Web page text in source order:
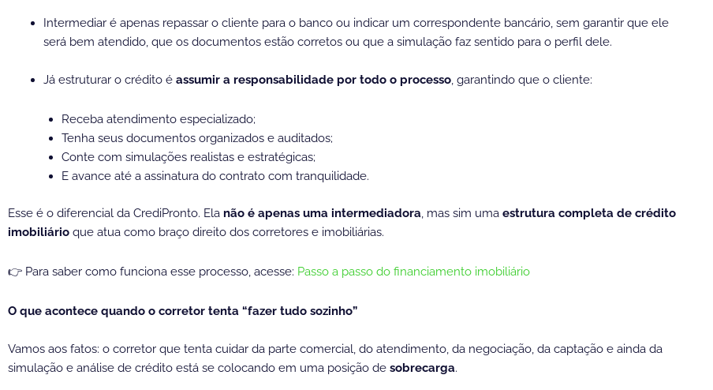
Intermediar é apenas repassar o cliente para o banco ou indicar um correspondente bancário, sem garantir que ele
será bem atendido, que os documentos estão corretos ou que a simulação faz sentido para o perfil dele.
Já estruturar o crédito é assumir a responsabilidade por todo o processo, garantindo que o cliente:
Receba atendimento especializado;
Tenha seus documentos organizados e auditados;
Conte com simulações realistas e estratégicas;
E avance até a assinatura do contrato com tranquilidade.
Esse é o diferencial da CrediPronto. Ela não é apenas uma intermediadora, mas sim uma estrutura completa de crédito
imobiliário que atua como braço direito dos corretores e imobiliárias.
👉 Para saber como funciona esse processo, acesse: Passo a passo do financiamento imobiliário
O que acontece quando o corretor tenta “fazer tudo sozinho”
Vamos aos fatos: o corretor que tenta cuidar da parte comercial, do atendimento, da negociação, da captação e ainda da
simulação e análise de crédito está se colocando em uma posição de sobrecarga.